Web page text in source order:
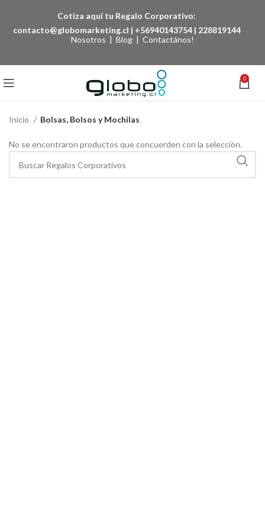
Cotiza aquí tu Regalo Corporativo:
contacto@globomarketing.cl | +56940143754 | 228819144
Nosotros | Blog | Contactános!
0
Inicio Bolsas, Bolsos y Mochilas
No se encontraron productos que concuerden con la selección.